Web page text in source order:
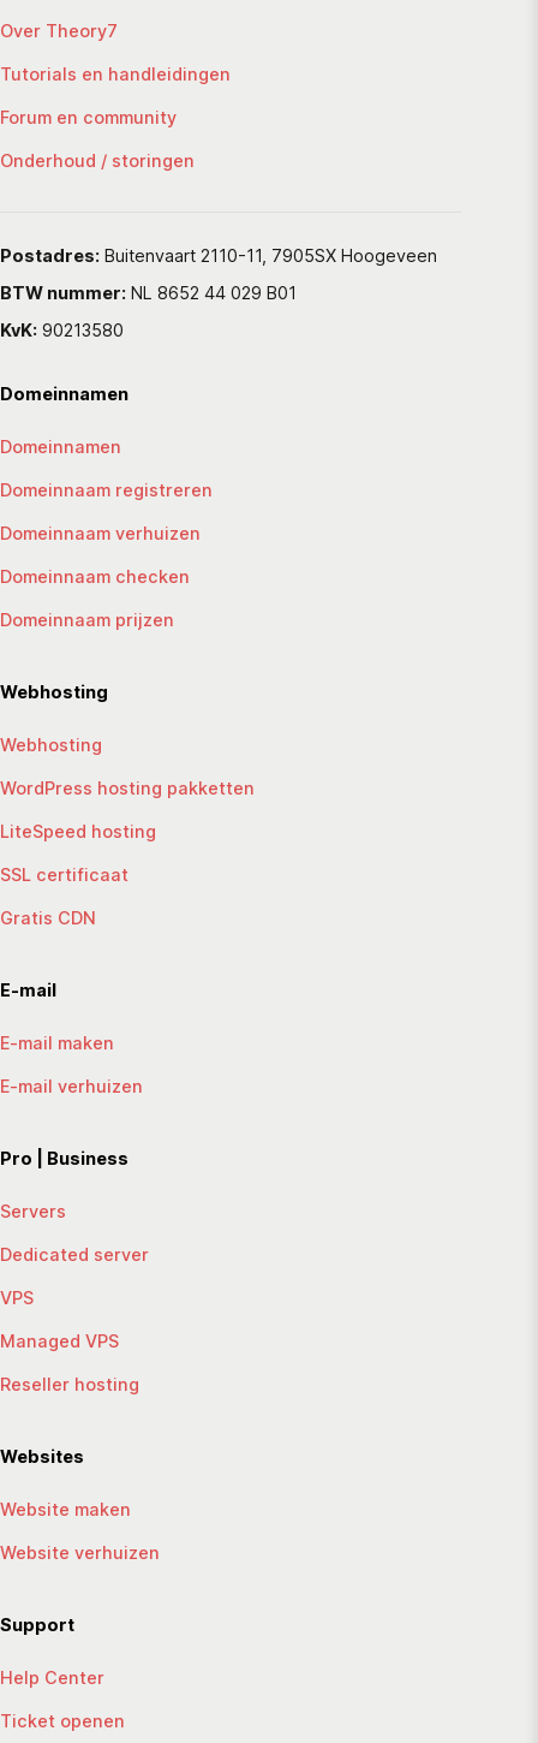
Over Theory7
Tutorials en handleidingen
Forum en community
Onderhoud / storingen
Postadres: Buitenvaart 2110-11, 7905SX Hoogeveen
BTW nummer: NL 8652 44 029 B01
KvK: 90213580
Domeinnamen
Domeinnamen
Domeinnaam registreren
Domeinnaam verhuizen
Domeinnaam checken
Domeinnaam prijzen
Webhosting
Webhosting
WordPress hosting pakketten
LiteSpeed hosting
SSL certificaat
Gratis CDN
E-mail
E-mail maken
E-mail verhuizen
Pro | Business
Servers
Dedicated server
VPS
Managed VPS
Reseller hosting
Websites
Website maken
Website verhuizen
Support
Help Center
Ticket openen